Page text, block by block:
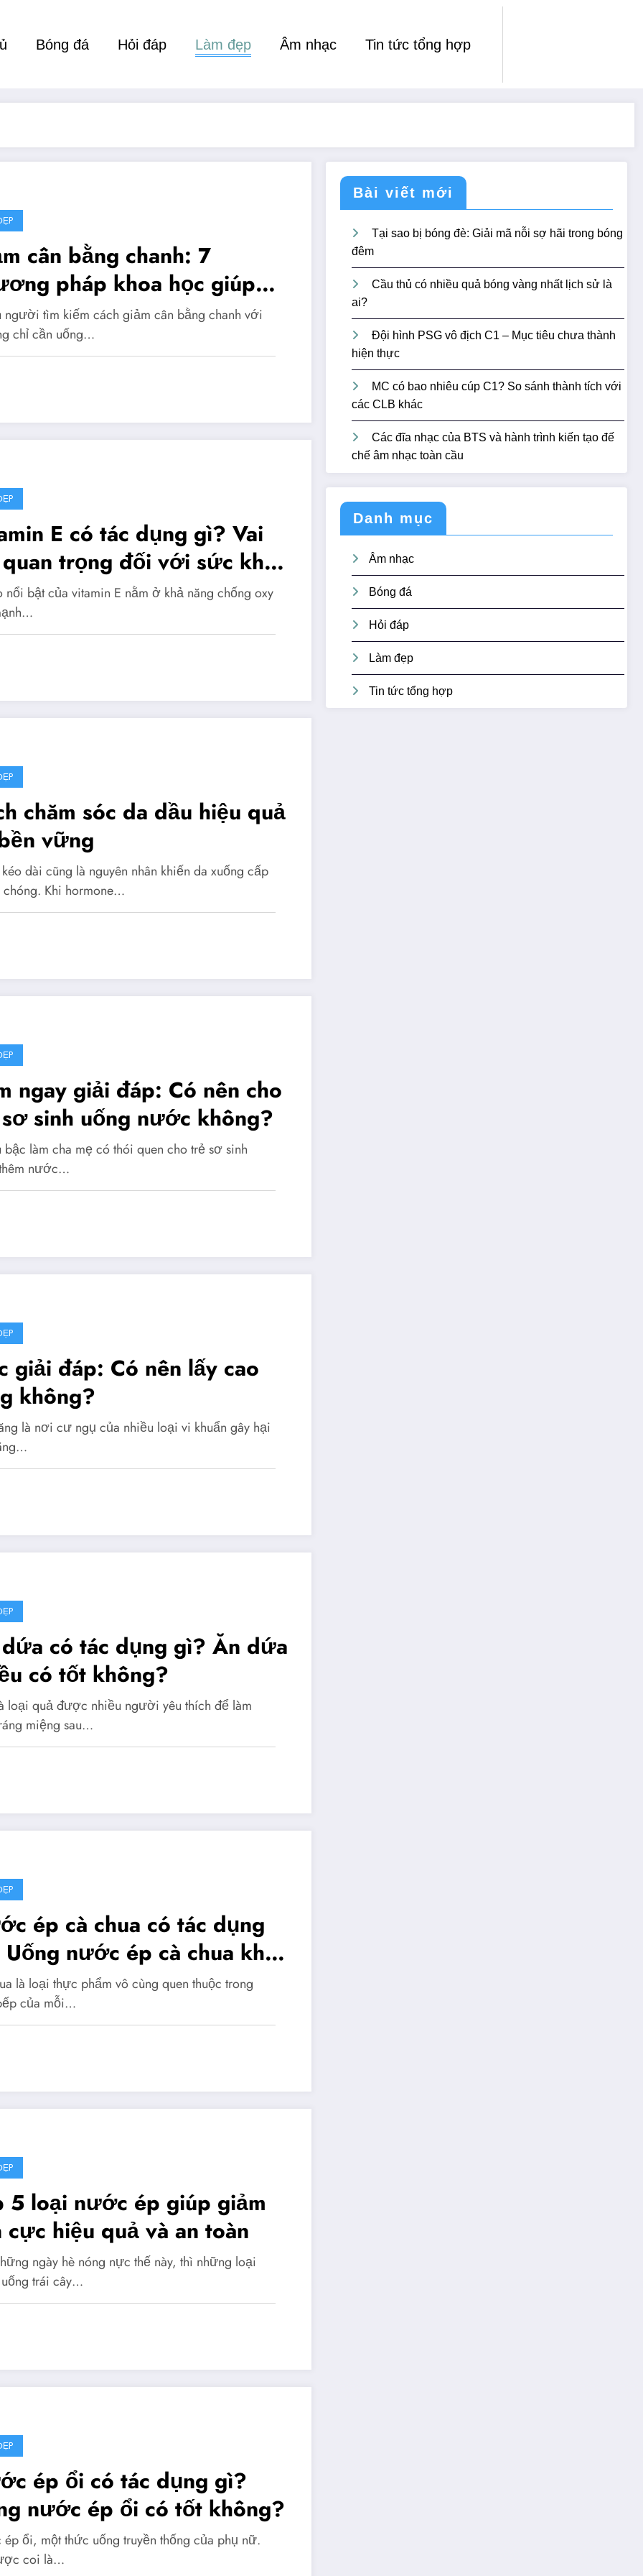
Bóng đá Hỏi đáp Làm đẹp Âm nhạc Tin tức tổng hợp
cân bằng chanh: 7
pháp khoa học giúp
soát cân nặng hiệu quả
người tìm kiếm cách giảm cân bằng chanh với
chỉ cần uống…
E có tác dụng gì? Vai
trọng đối với sức khỏe
đẹp
nổi bật của vitamin E nằm ở khả năng chống oxy
chăm sóc da dầu hiệu quả
vững
kéo dài cũng là nguyên nhân khiến da xuống cấp
chóng. Khi hormone…
ngay giải đáp: Có nên cho
sinh uống nước không?
bậc làm cha mẹ có thói quen cho trẻ sơ sinh
nước…
giải đáp: Có nên lấy cao
không?
là nơi cư ngụ của nhiều loại vi khuẩn gây hại
có tác dụng gì? Ăn dứa
có tốt không?
loại quả được nhiều người yêu thích để làm
miệng sau…
ép cà chua có tác dụng
nước ép cà chua khi
là tốt nhất
là loại thực phẩm vô cùng quen thuộc trong
của mỗi…
5 loại nước ép giúp giảm
cực hiệu quả và an toàn
ngày hè nóng nực thế này, thì những loại
trái cây…
ép ổi có tác dụng gì?
nước ép ổi có tốt không?
ổi, một thức uống truyền thống của phụ nữ.
coi là…
Bài viết mới
Tại sao bị bóng đè: Giải mã nỗi sợ hãi trong bóng
đêm
Cầu thủ có nhiều quả bóng vàng nhất lịch sử là
ai?
Đội hình PSG vô địch C1 – Mục tiêu chưa thành
hiện thực
MC có bao nhiêu cúp C1? So sánh thành tích với
các CLB khác
Các đĩa nhạc của BTS và hành trình kiến tạo đế
chế âm nhạc toàn cầu
Danh mục
Âm nhạc
Bóng đá
Hỏi đáp
Làm đẹp
Tin tức tổng hợp